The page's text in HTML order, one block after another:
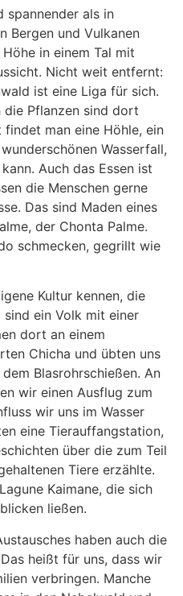
spannender als in
Bergen und Vulkanen
in einem Tal mit
Nicht weit entfernt:
ist eine Liga für sich.
die Pflanzen sind dort
man eine Höhle, ein
Wasserfall,
Auch das Essen ist
die Menschen gerne
Das sind Maden eines
der Chonta Palme.
schmecken, gegrillt wie
Kultur kennen, die
sind ein Volk mit einer
dort an einem
Chicha und übten uns
Blasrohrschießen. An
wir einen Ausflug zum
wir uns im Wasser
eine Tierauffangstation,
über die zum Teil
Tiere erzählte.
Kaimane, die sich
ließen.
haben auch die
heißt für uns, dass wir
verbringen. Manche